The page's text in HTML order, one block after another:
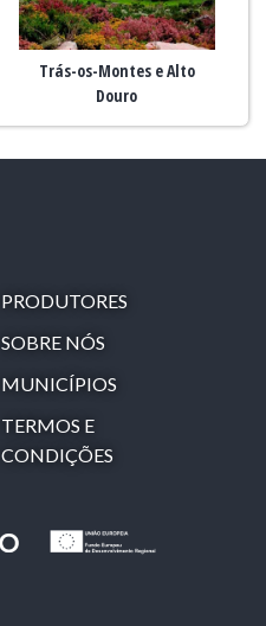
Trás-os-Montes e Alto
Douro
PRODUTORES
SOBRE NÓS
MUNICÍPIOS
TERMOS E
CONDIÇÕES